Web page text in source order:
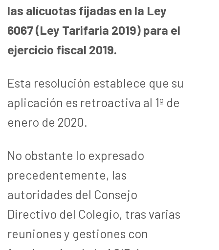
las alícuotas fijadas en la Ley
6067 (Ley Tarifaria 2019) para el
ejercicio fiscal 2019.
Esta resolución establece que su
aplicación es retroactiva al 1º de
enero de 2020.
No obstante lo expresado
precedentemente, las
autoridades del Consejo
Directivo del Colegio, tras varias
reuniones y gestiones con